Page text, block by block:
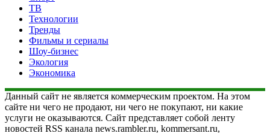
ТВ
Технологии
Тренды
Фильмы и сериалы
Шоу-бизнес
Экология
Экономика
Данный сайт не является коммерческим проектом. На этом
сайте ни чего не продают, ни чего не покупают, ни какие
услуги не оказываются. Сайт представляет собой ленту
новостей RSS канала news.rambler.ru, kommersant.ru,